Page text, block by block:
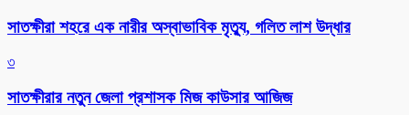
সাতক্ষীরা শহরে এক নারীর অস্বাভাবিক মৃত্যু, গলিত লাশ উদ্ধার
৩
সাতক্ষীরার নতুন জেলা প্রশাসক মিজ কাউসার আজিজ